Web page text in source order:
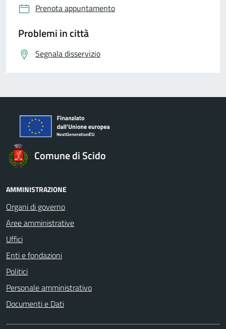
Prenota appuntamento
Problemi in città
Segnala disservizio
Comune di Scido
AMMINISTRAZIONE
Organi di governo
Aree amministrative
Uffici
Enti e fondazioni
Politici
Personale amministrativo
Documenti e Dati